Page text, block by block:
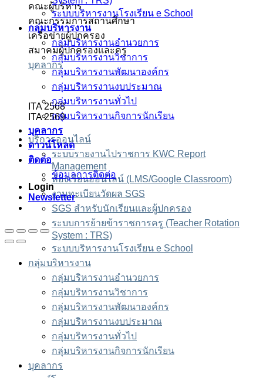
คณะผู้บริหาร
คณะกรรมการสถานศึกษา
เครือข่ายผู้ปกครอง
สมาคมผู้ปกครองและครู
บุคลากร
ITA 2568
ITA 2569
บริการออนไลน์
ระบบรายงานไปราชการ KWC Report
Management
ห้องเรียนออนไลน์ (LMS/Google Classroom)
งานทะเบียนวัดผล SGS
SGS สำหรับนักเรียนและผู้ปกครอง
ระบบการย้ายข้าราชการครู (Teacher Rotation
System : TRS)
ระบบบริหารงานโรงเรียน e School
กลุ่มบริหารงาน
กลุ่มบริหารงานอำนวยการ
กลุ่มบริหารงานวิชาการ
กลุ่มบริหารงานพัฒนาองค์กร
กลุ่มบริหารงานงบประมาณ
กลุ่มบริหารงานทั่วไป
กลุ่มบริหารงานกิจการนักเรียน
บุคลากร
ระบบบริหารงานโรงเรียน e School
กลุ่มบริหารงาน
กลุ่มบริหารงานอำนวยการ
กลุ่มบริหารงานวิชาการ
กลุ่มบริหารงานพัฒนาองค์กร
กลุ่มบริหารงานงบประมาณ
กลุ่มบริหารงานทั่วไป
กลุ่มบริหารงานกิจการนักเรียน
บุคลากร
ดาวน์โหลด
ติดต่อ
ข้อมูลการติดต่อ
Login
Newsletter